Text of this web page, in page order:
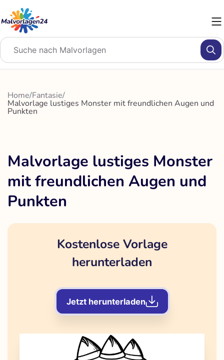
Inhalt
springen
Home/Fantasie/
Malvorlage lustiges Monster mit freundlichen Augen und
Punkten
Malvorlage lustiges Monster
mit freundlichen Augen und
Punkten
Kostenlose Vorlage
herunterladen
Jetzt herunterladen